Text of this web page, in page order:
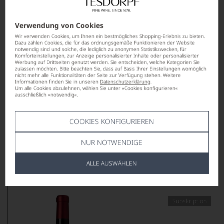
Verwendung von Cookies
Wir verwenden Cookies, um Ihnen ein bestmögliches Shopping-Erlebnis zu bieten.
Dazu zählen Cookies, die für das ordnungsgemäße Funktionieren der Website
notwendig sind und solche, die lediglich zu anonymen Statistikzwecken, für
Komforteinstellungen, zur Anzeige personalisierter Inhalte oder personalisierter
Werbung auf Drittseiten genutzt werden. Sie entscheiden, welche Kategorien Sie
zulassen möchten. Bitte beachten Sie, dass auf Basis Ihrer Einstellungen womöglich
nicht mehr alle Funktionalitäten der Seite zur Verfügung stehen. Weitere
Informationen finden Sie in unseren Datenschutzerklärung.
Um alle Cookies abzulehnen, wählen Sie unter »Cookies konfigurieren«
ausschließlich »notwendig«.
COOKIES KONFIGURIEREN
NUR NOTWENDIGE
ALLE AUSWÄHLEN
Auslieferung Frühjahr 2027
€23,50
Château Laroque